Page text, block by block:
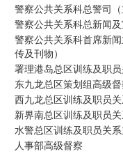
警察公共关系科总警司（
警察公共关系科总新闻
警察公共关系科首席新
传及刊物）
署理港岛总区训练及职
东九龙总区策划组高级
西九龙总区训练及职员
新界南总区训练及职员
水警总区训练及职员关
人事部高级督察